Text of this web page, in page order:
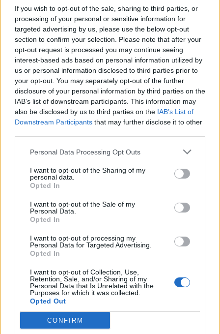
If you wish to opt-out of the sale, sharing to third parties, or
processing of your personal or sensitive information for
targeted advertising by us, please use the below opt-out
section to confirm your selection. Please note that after your
opt-out request is processed you may continue seeing
interest-based ads based on personal information utilized by
us or personal information disclosed to third parties prior to
your opt-out. You may separately opt-out of the further
disclosure of your personal information by third parties on the
IAB’s list of downstream participants. This information may
also be disclosed by us to third parties on the IAB’s List of
Downstream Participants that may further disclose it to other
Personal Data Processing Opt Outs
I want to opt-out of the Sharing of my
personal data.
Opted In
I want to opt-out of the Sale of my
Personal Data.
Opted In
I want to opt-out of processing my
Personal Data for Targeted Advertising.
Opted In
I want to opt-out of Collection, Use,
Retention, Sale, and/or Sharing of my
Personal Data that Is Unrelated with the
Purposes for which it was collected.
Opted Out
CONFIRM